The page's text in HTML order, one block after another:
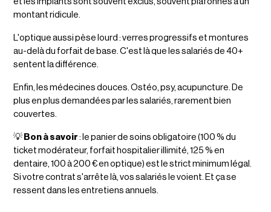
montant ridicule.
L'optique aussi pèse lourd : verres progressifs et montures
au-delà du forfait de base. C'est là que les salariés de 40+
sentent la différence.
Enfin, les médecines douces. Ostéo, psy, acupuncture. De
plus en plus demandées par les salariés, rarement bien
couvertes.
💡 Bon à savoir : le panier de soins obligatoire (100 % du
ticket modérateur, forfait hospitalier illimité, 125 % en
dentaire, 100 à 200 € en optique) est le strict minimum légal.
Si votre contrat s'arrête là, vos salariés le voient. Et ça se
ressent dans les entretiens annuels.